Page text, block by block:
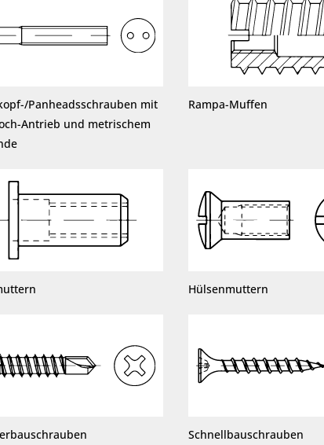
Panheadsschrauben mit
Antrieb und metrischem
Rampa-Muffen
Hülsenmuttern
Schnellbauschrauben